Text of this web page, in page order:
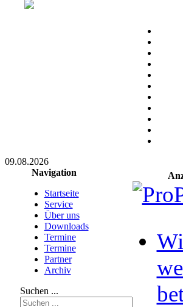
09.08.2026
Navigation
Startseite
Service
Über uns
Downloads
Termine
Termine
Partner
Archiv
Suchen ...